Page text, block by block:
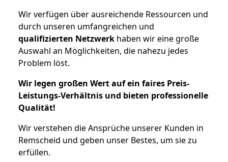
Wir verfügen über ausreichende Ressourcen und
durch unseren umfangreichen und
qualifizierten Netzwerk haben wir eine große
Auswahl an Möglichkeiten, die nahezu jedes
Problem löst.
Wir legen großen Wert auf ein faires Preis-
Leistungs-Verhältnis und bieten professionelle
Qualität!
Wir verstehen die Ansprüche unserer Kunden in
Remscheid und geben unser Bestes, um sie zu
erfüllen.